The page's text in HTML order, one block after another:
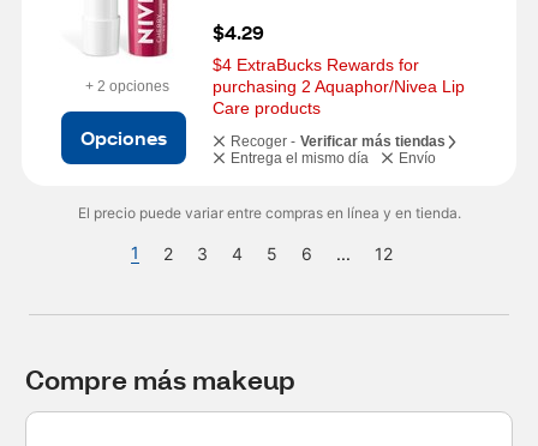
+ 2 opciones
Opciones
$4.29
$4 ExtraBucks Rewards for
purchasing 2 Aquaphor/Nivea Lip
Care products
Recoger - Verificar más tiendas
Entrega el mismo día
Envío
El precio puede variar entre compras en línea y en tienda.
1 2 3 4 5 6 ... 12
Compre más makeup